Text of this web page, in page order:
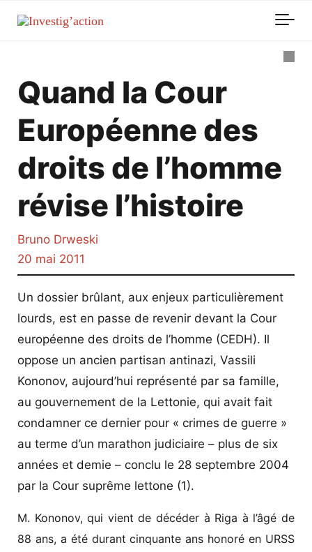
Quand la Cour
Européenne des
droits de l’homme
révise l’histoire
Bruno Drweski
20 mai 2011
Un dossier brûlant, aux enjeux particulièrement
lourds, est en passe de revenir devant la Cour
européenne des droits de l’homme (CEDH). Il
oppose un ancien partisan antinazi, Vassili
Kononov, aujourd’hui représenté par sa famille,
au gouvernement de la Lettonie, qui avait fait
condamner ce dernier pour « crimes de guerre »
au terme d’un marathon judiciaire – plus de six
années et demie – conclu le 28 septembre 2004
par la Cour suprême lettone (1).
M. Kononov, qui vient de décéder à Riga à l’âgé de
88 ans, a été durant cinquante ans honoré en URSS